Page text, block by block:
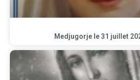
Medjugorje le 31 juillet